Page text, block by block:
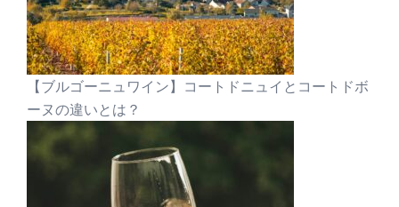
【ブルゴーニュワイン】コートドニュイとコートドボ
ーヌの違いとは？